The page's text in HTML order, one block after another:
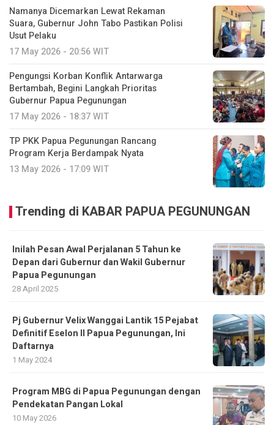
Namanya Dicemarkan Lewat Rekaman
Suara, Gubernur John Tabo Pastikan Polisi
Usut Pelaku
17 May 2026 - 20:56 WIT
Pengungsi Korban Konflik Antarwarga
Bertambah, Begini Langkah Prioritas
Gubernur Papua Pegunungan
17 May 2026 - 18:37 WIT
TP PKK Papua Pegunungan Rancang
Program Kerja Berdampak Nyata
13 May 2026 - 17:09 WIT
Trending di KABAR PAPUA PEGUNUNGAN
Inilah Pesan Awal Perjalanan 5 Tahun ke
Depan dari Gubernur dan Wakil Gubernur
Papua Pegunungan
28 April 2025
Pj Gubernur Velix Wanggai Lantik 15 Pejabat
Definitif Eselon II Papua Pegunungan, Ini
Daftarnya
1 May 2024
Program MBG di Papua Pegunungan dengan
Pendekatan Pangan Lokal
10 May 2026